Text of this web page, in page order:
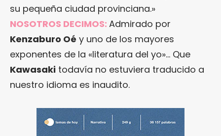
su pequeña ciudad provinciana.»
NOSOTROS DECIMOS: Admirado por
Kenzaburo Oé y uno de los mayores
exponentes de la «literatura del yo»… Que
Kawasaki todavía no estuviera traducido a
nuestro idioma es inaudito.